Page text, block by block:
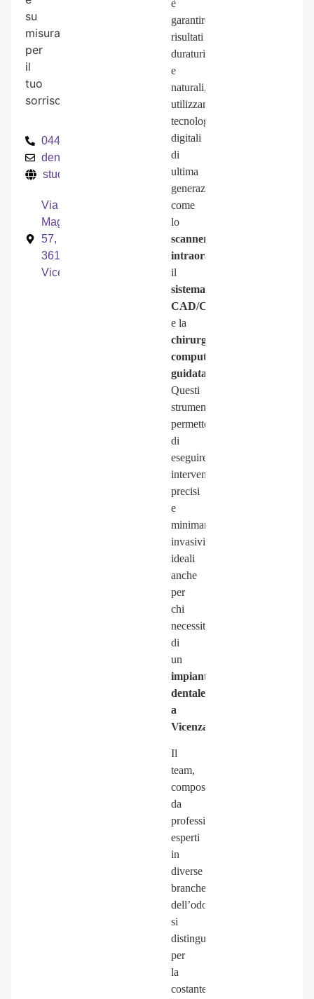
su
misura
per
il
tuo
sorriso.
0444566611
dentistavicenza@gmail.com
studiodentisticomarchesin.it
Via
Maganza
57,
36100
Vicenza
è
garantire
risultati
duraturi
e
naturali,
utilizzando
tecnologie
digitali
di
ultima
generazione
come
lo
scanner
intraorale
il
sistema
CAD/CAM
e la
chirurgia
computer
guidata
Questi
strumenti
permettono
di
eseguire
interventi
precisi
e
minimamente
invasivi,
ideali
anche
per
chi
necessita
di
un
impianto
dentale
a
Vicenza
Il
team,
composto
da
professionisti
esperti
in
diverse
branche
dell’odontoiatria,
si
distingue
per
la
costante